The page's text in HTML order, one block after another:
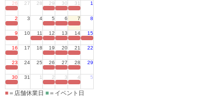
26
27 28 29 30 31 1
2 3 4 5 6 7 8
9 10 11 12 13 14 15
16 17 18 19 20 21 22
23 24 25 26 27 28 29
30 31 1 2 3 4 5
■ ＝店舗休業日 ■ ＝イベント日